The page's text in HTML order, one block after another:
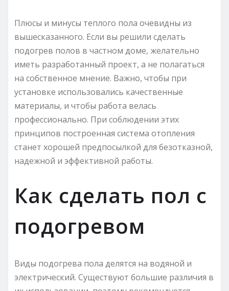
Плюсы и минусы теплого пола очевидны из
вышесказанного. Если вы решили сделать
подогрев полов в частном доме, желательно
иметь разработанный проект, а не полагаться
на собственное мнение. Важно, чтобы при
установке использовались качественные
материалы, и чтобы работа велась
профессионально. При соблюдении этих
принципов построенная система отопления
станет хорошей предпосылкой для безотказной,
надежной и эффективной работы.
Как сделать пол с
подогревом
Виды подогрева пола делятся на водяной и
электрический. Существуют большие различия в